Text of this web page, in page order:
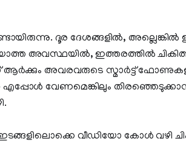
ദൂര ദേശങ്ങളില്‍,
അവസ്ഥയില്‍, ഇത്തരത്തില്‍
ആര്‍ക്കും അവരവരുടെ സ്മാര്‍ട്ട്
വേണമെങ്കിലും
വീഡിയോ കോള്‍ വഴി